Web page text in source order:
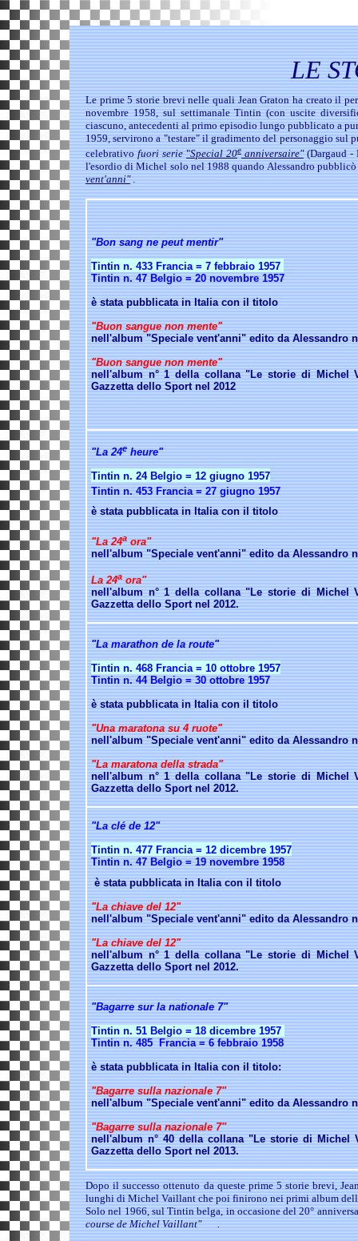
LE
Le prime 5 storie brevi nelle quali Jean Graton ha creato il
novembre 1958, sul settimanale Tintin (con uscite
ciascuno, antecedenti al primo episodio lungo pubblicato a
1959, servirono a "testare" il gradimento del personaggio sul
celebrativo fuori serie "Special 20eanniversaire"(Dargaud -
l'esordio di Michel solo nel 1988 quando Alessandro
vent'anni".
"Bon sang ne peut mentir"
Tintin n. 433 Francia = 7 febbraio 1957
Tintin n. 47 Belgio = 20 novembre 1957
è stata pubblicata in Italiacon il titolo
"Buon sangue non mente"
nell'album "Speciale vent'anni" edito da Alessandro
"Buon sangue non mente"
nell'album n° 1 della collana "Le storie di Michel
Gazzetta dello Sport nel 2012
"La 24e heure"
Tintin n. 24 Belgio = 12 giugno 1957
Tintin n. 453 Francia = 27 giugno 1957
è stata pubblicata in Italia con il titolo
"La 24a ora"
nell'album "Speciale vent'anni" edito da Alessandro
La 24a ora"
nell'album n° 1 della collana "Le storie di Michel
Gazzetta dello Sport nel 2012.
"La marathon de la route"
Tintin n. 468 Francia = 10 ottobre 1957
Tintin n. 44 Belgio = 30 ottobre 1957
è stata pubblicata in Italia con il titolo
"Una maratona su 4 ruote"
nell'album "Speciale vent'anni" edito da Alessandro
"La maratona della strada"
nell'album n° 1 della collana "Le storie di Michel
Gazzetta dello Sport nel 2012.
"La clé de 12"
Tintin n. 477 Francia = 12 dicembre 1957
Tintin n. 47 Belgio = 19 novembre 1958
è stata pubblicata in Italia con il titolo
"La chiave del 12"
nell'album "Speciale vent'anni" edito da Alessandro
"La chiave del 12"
nell'album n° 1 della collana "Le storie di Michel
Gazzetta dello Sport nel 2012.
"Bagarre sur la nationale 7"
Tintin n. 51 Belgio = 18 dicembre 1957
Tintin n. 485 Francia = 6 febbraio 1958
è stata pubblicata in Italia con il titolo:
"Bagarre sulla nazionale 7"
nell'album "Speciale vent'anni" edito da Alessandro
"Bagarre sulla nazionale 7"
nell'album n° 40 della collana "Le storie di Michel
Gazzetta dello Sport nel 2013.
Dopo il successo ottenuto da queste prime 5 storie brevi,
lunghi di Michel Vaillant che poi finirono nei primi album
Solo nel 1966, sul Tintin belga, in occasione del 20°
course de Michel Vaillant".